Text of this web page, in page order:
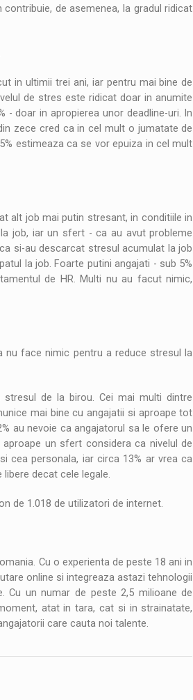
de asemenea, la gradul ridicat
in ultimii trei ani, iar pentru mai bine de
de stres este ridicat doar in anumite
- doar in apropierea unor deadline-uri. In
zece cred ca in cel mult o jumatate de
estimeaza ca se vor epuiza in cel mult
alt job mai putin stresant, in conditiile in
job, iar un sfert - ca au avut probleme
si-au descarcat stresul acumulat la job
la job. Foarte putini angajati - sub 5%
de HR. Multi nu au facut nimic,
nu face nimic pentru a reduce stresul la
de la birou. Cei mai multi dintre
mai bine cu angajatii si aproape tot
au nevoie ca angajatorul sa le ofere un
un sfert considera ca nivelul de
cea personala, iar circa 13% ar vrea ca
decat cele legale.
de 1.018 de utilizatori de internet.
Cu o experienta de peste 18 ani in
online si integreaza astazi tehnologii
Cu un numar de peste 2,5 milioane de
atat in tara, cat si in strainatate,
care cauta noi talente.